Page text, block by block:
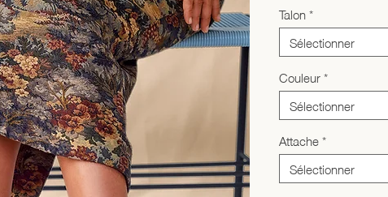
Talon*
Sélectionner
Couleur*
Sélectionner
Attache*
Sélectionner